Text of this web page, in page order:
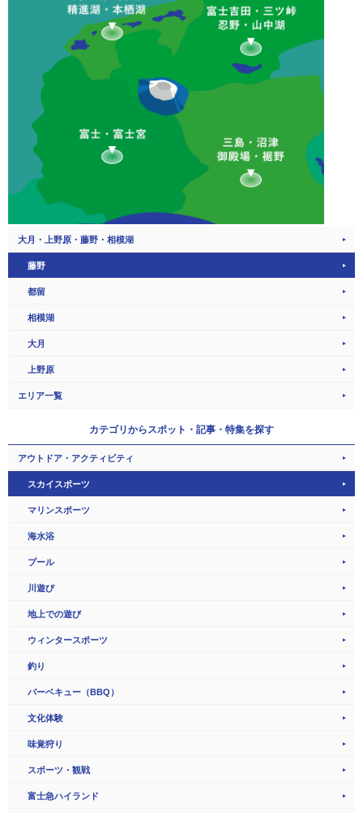
大月・上野原・藤野・相模湖
藤野
都留
相模湖
大月
上野原
エリア一覧
カテゴリからスポット・記事・特集を探す
アウトドア・アクティビティ
スカイスポーツ
マリンスポーツ
海水浴
プール
川遊び
地上での遊び
ウィンタースポーツ
釣り
バーベキュー（BBQ）
文化体験
味覚狩り
スポーツ・観戦
富士急ハイランド